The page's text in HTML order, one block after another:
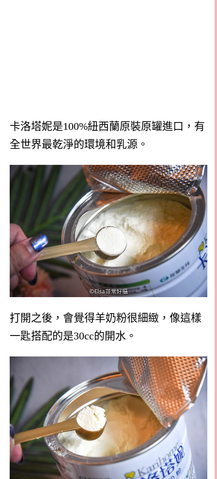
卡洛塔妮是100%紐西蘭原裝原罐進口，有
全世界最乾淨的環境和乳源。
打開之後，會覺得羊奶粉很細緻，像這樣
一匙搭配的是30cc的開水。